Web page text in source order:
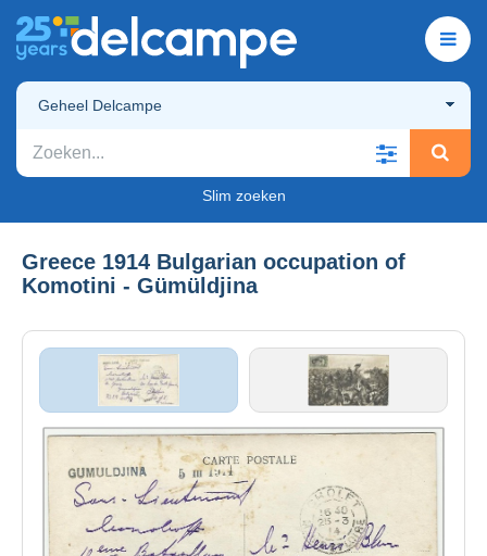
Geheel Delcampe
Slim zoeken
Greece 1914 Bulgarian occupation of
Komotini - Gümüldjina